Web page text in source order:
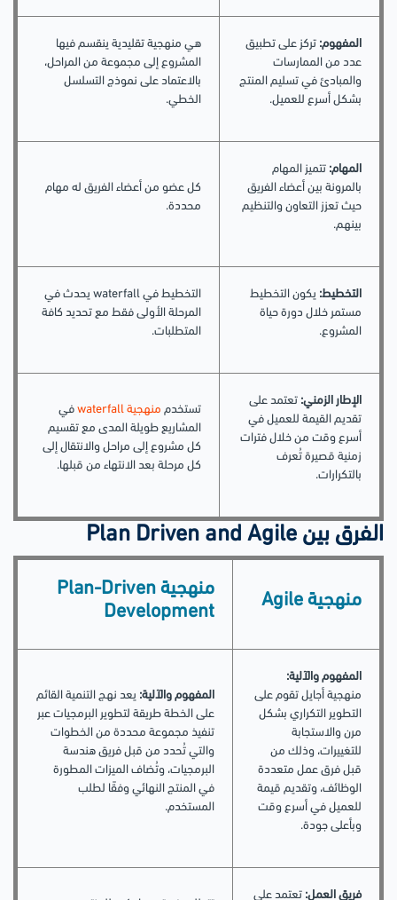
المفهوم: تركز على تطبيق
عدد من الممارسات
والمبادئ في تسليم المنتج
بشكل أسرع للعميل.
هي منهجية تقليدية ينقسم فيها
المشروع إلى مجموعة من المراحل،
بالاعتماد على نموذج التسلسل
الخطي.
المهام: تتميز المهام
بالمرونة بين أعضاء الفريق
حيث تعزز التعاون والتنظيم
بينهم.
كل عضو من أعضاء الفريق له مهام
محددة.
التخطيط: يكون التخطيط
مستمر خلال دورة حياة
المشروع.
التخطيط في waterfall يحدث في
المرحلة الأولى فقط مع تحديد كافة
المتطلبات.
الإطار الزمني: تعتمد على
تقديم القيمة للعميل في
أسرع وقت من خلال فترات
زمنية قصيرة تُعرف
بالتكرارات.
تستخدم منهجية waterfall
في
المشاريع طويلة المدى مع تقسيم
كل مشروع إلى مراحل والانتقال إلى
كل مرحلة بعد الانتهاء من قبلها.
الفرق بين Plan Driven and Agile
منهجية Agile
منهجية Plan-Driven
Development
المفهوم والآلية:
منهجية أجايل تقوم على
التطوير التكراري بشكل
مرن والاستجابة
للتغييرات، وذلك من
قبل فرق عمل متعددة
الوظائف، وتقديم قيمة
للعميل في أسرع وقت
وبأعلى جودة.
المفهوم والآلية: يعد نهج التنمية القائم
على الخطة طريقة لتطوير البرمجيات عبر
تنفيذ مجموعة محددة من الخطوات
والتي تُحدد من قبل فريق هندسة
البرمجيات، وتُضاف الميزات المطورة
في المنتج النهائي وفقًا لطلب
المستخدم.
فريق العمل: تعتمد على